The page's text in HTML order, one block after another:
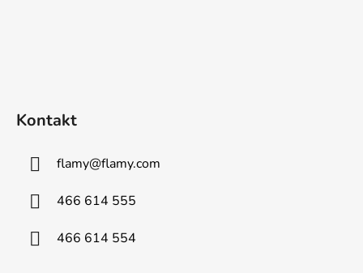
Kontakt
flamy@flamy.com
466 614 555
466 614 554